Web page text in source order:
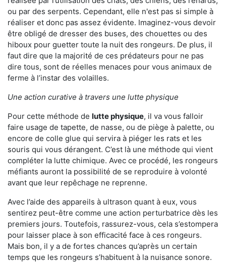
ou par des serpents. Cependant, elle n'est pas si simple à
réaliser et donc pas assez évidente. Imaginez-vous devoir
être obligé de dresser des buses, des chouettes ou des
hiboux pour guetter toute la nuit des rongeurs. De plus, il
faut dire que la majorité de ces prédateurs pour ne pas
dire tous, sont de réelles menaces pour vous animaux de
ferme à l’instar des volailles.
Une action curative à travers une lutte physique
Pour cette méthode de lutte physique, il va vous falloir
faire usage de tapette, de nasse, ou de piège à palette, ou
encore de colle glue qui servira à piéger les rats et les
souris qui vous dérangent. C’est là une méthode qui vient
compléter la lutte chimique. Avec ce procédé, les rongeurs
méfiants auront la possibilité de se reproduire à volonté
avant que leur repêchage ne reprenne.
Avec l’aide des appareils à ultrason quant à eux, vous
sentirez peut-être comme une action perturbatrice dès les
premiers jours. Toutefois, rassurez-vous, cela s’estompera
pour laisser place à son efficacité face à ces rongeurs.
Mais bon, il y a de fortes chances qu’après un certain
temps que les rongeurs s’habituent à la nuisance sonore.